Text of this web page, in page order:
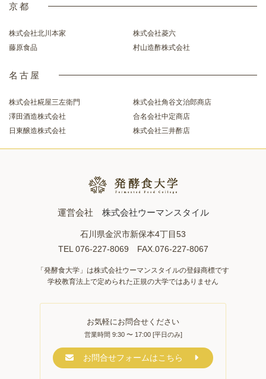
京都
株式会社北川本家
株式会社菱六
藤原食品
村山造酢株式会社
名古屋
株式会社糀屋三左衛門
株式会社角谷文治郎商店
澤田酒造株式会社
合名会社中定商店
日東醸造株式会社
株式会社三井酢店
運営会社 株式会社ウーマンスタイル
石川県金沢市新保本4丁目53
TEL 076-227-8069 FAX.076-227-8067
「発酵食大学」は株式会社ウーマンスタイルの登録商標です
学校教育法上で定められた正規の大学ではありません
お気軽にお問合せください
営業時間 9:30 〜 17:00 [平日のみ]
お問合せフォームはこちら